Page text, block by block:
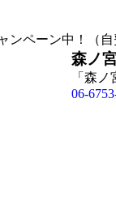
森ノ
「森
06-